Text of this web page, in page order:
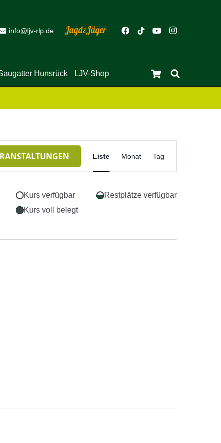
info@ljv-rlp.de
Hunsrück LJV-Shop
Veranstaltung
Ansichten-
Navigation
Liste Monat Tag
Kurs verfügbar
Restplätze verfügbar
Kurs voll belegt
Close